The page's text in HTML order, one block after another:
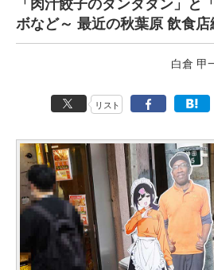
「肉汁餃子のダンダダン」と
ボなど～ 最近の秋葉原 飲食店
白倉 甲
リスト